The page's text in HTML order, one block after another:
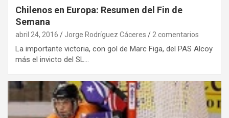
Chilenos en Europa: Resumen del Fin de
Semana
abril 24, 2016 Jorge Rodríguez Cáceres 2 comentarios
La importante victoria, con gol de Marc Figa, del PAS Alcoy
más el invicto del SL…